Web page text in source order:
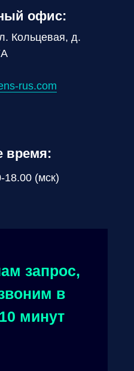
запрос,
в
минут
Кольцевая, д.
rus.com
офис:
18.00 (мск)
время: